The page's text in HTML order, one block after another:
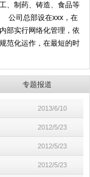
、制药、铸造、食品等
公司总部设在xxx，在
部实行网络化管理，依
范化运作，在最短的时
专题报道
2013/6/10
2012/5/23
2012/5/23
2012/5/23